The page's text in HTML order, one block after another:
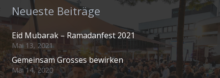
Neueste Beiträge
Eid Mubarak – Ramadanfest 2021
Mai 13, 2021
Gemeinsam Grosses bewirken
Mai 14, 2020